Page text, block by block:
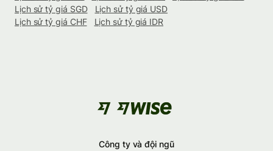
Lịch sử tỷ giá SGD
Lịch sử tỷ giá USD
Lịch sử tỷ giá CHF
Lịch sử tỷ giá IDR
Công ty và đội ngũ